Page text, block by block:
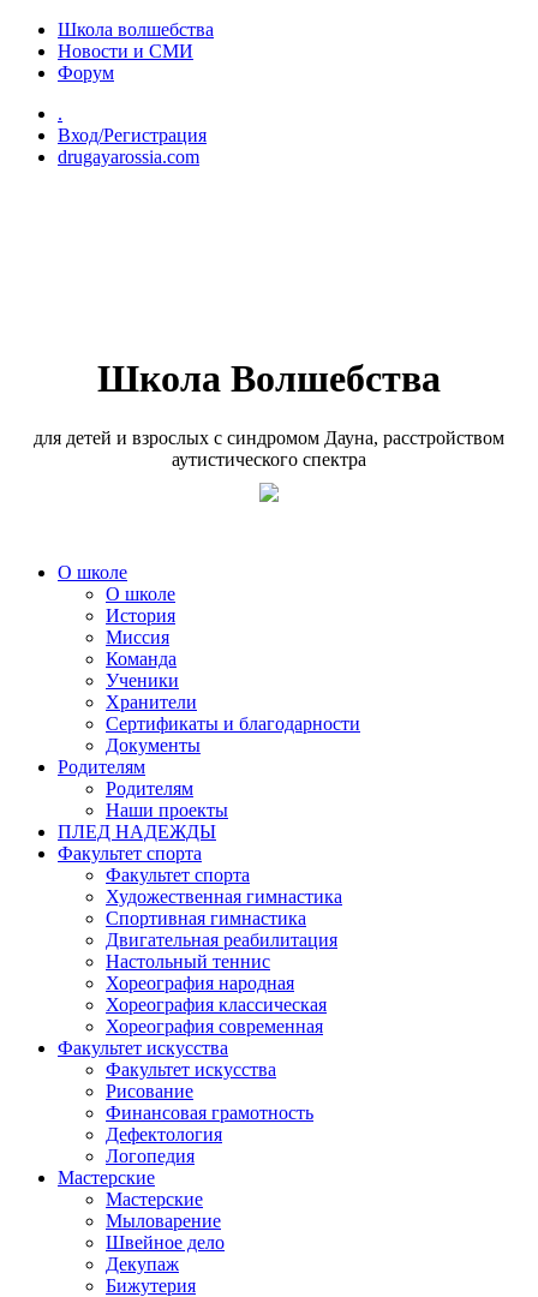
Перейти к основному содержанию
Школа волшебства
Новости и СМИ
Форум
.
Вход/Регистрация
drugayarossia.com
Школа Волшебства
для детей и взрослых с синдромом Дауна, расстройством
аутистического спектра
О школе
О школе
История
Миссия
Команда
Ученики
Хранители
Сертификаты и благодарности
Документы
Родителям
Родителям
Наши проекты
ПЛЕД НАДЕЖДЫ
Факультет спорта
Факультет спорта
Художественная гимнастика
Спортивная гимнастика
Двигательная реабилитация
Настольный теннис
Хореография народная
Хореография классическая
Хореография современная
Факультет искусства
Факультет искусства
Рисование
Финансовая грамотность
Дефектология
Логопедия
Мастерские
Мастерские
Мыловарение
Швейное дело
Декупаж
Бижутерия